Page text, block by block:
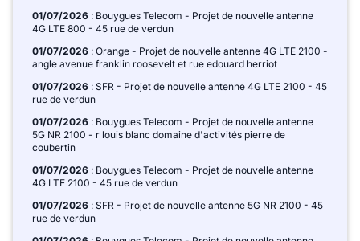
01/07/2026 : Bouygues Telecom - Projet de nouvelle antenne
4G LTE 800 - 45 rue de verdun
01/07/2026 : Orange - Projet de nouvelle antenne 4G LTE 2100 -
angle avenue franklin roosevelt et rue edouard herriot
01/07/2026 : SFR - Projet de nouvelle antenne 4G LTE 2100 - 45
rue de verdun
01/07/2026 : Bouygues Telecom - Projet de nouvelle antenne
5G NR 2100 - r louis blanc domaine d'activités pierre de
coubertin
01/07/2026 : Bouygues Telecom - Projet de nouvelle antenne
4G LTE 2100 - 45 rue de verdun
01/07/2026 : SFR - Projet de nouvelle antenne 5G NR 2100 - 45
rue de verdun